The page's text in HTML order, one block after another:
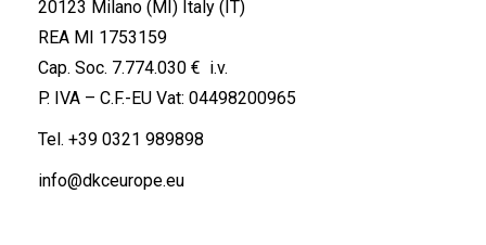
20123 Milano (MI) Italy (IT)
REA MI 1753159
Cap. Soc. 7.774.030 € i.v.
P. IVA – C.F.-EU Vat: 04498200965
Tel. +39 0321 989898
info@dkceurope.eu